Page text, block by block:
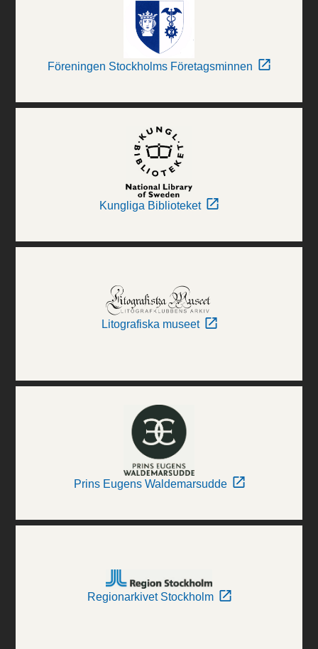
Föreningen Stockholms Företagsminnen
Kungliga Biblioteket
Litografiska museet
Prins Eugens Waldemarsudde
Regionarkivet Stockholm